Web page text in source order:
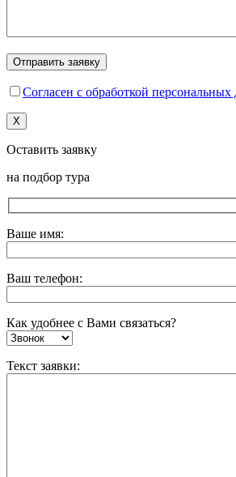
Согласен с обработкой
X
Оставить заявку
на подбор тура
Ваше имя:
Ваш телефон:
Как удобнее с Вами связаться?
Текст заявки: